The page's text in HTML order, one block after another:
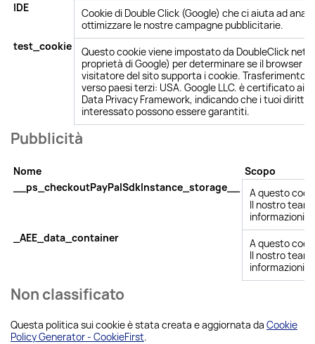
Pubblicità
IDE
Cookie di Double Click (Google) che ci aiuta ad
ottimizzare le nostre campagne pubblicitarie.
test_cookie
Questo cookie viene impostato da DoubleClick net
proprietà di Google) per determinare se il browser
visitatore del sito supporta i cookie. Trasferimento
verso paesi terzi: USA. Google LLC. è certificato ai
Data Privacy Framework, indicando che i tuoi diritti
interessato possono essere garantiti.
Non classificato
Nome
Scopo
__ps_checkoutPayPalSdkInstance_storage__
A questo
Il nostro
informazioni.
_AEE_data_container
A questo
Il nostro
informazioni.
Questa politica sui cookie è stata creata e aggiornata da Cookie
Policy Generator - CookieFirst.